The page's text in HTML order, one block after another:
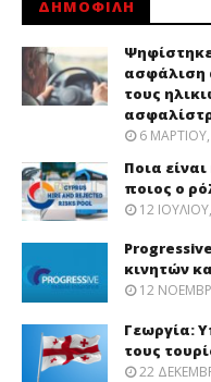
ΔΗΜΟΦΙΛΗ
ασφάλιση
τους
6
Ποια
ποιος ο
12
κινητών
12
Γεωργία:
τους
22